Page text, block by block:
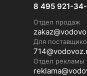
8 495 921-
Отдел продаж
Для
Отдел рекламы